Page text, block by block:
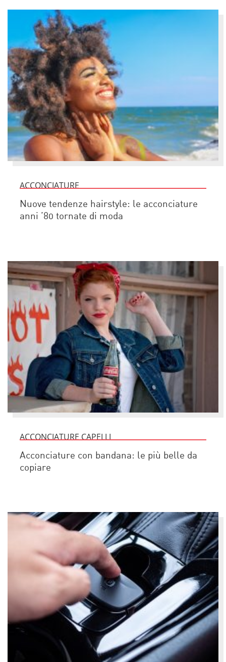
ACCONCIATURE
Nuove tendenze hairstyle: le acconciature
anni ’80 tornate di moda
ACCONCIATURE CAPELLI
Acconciature con bandana: le più belle da
copiare